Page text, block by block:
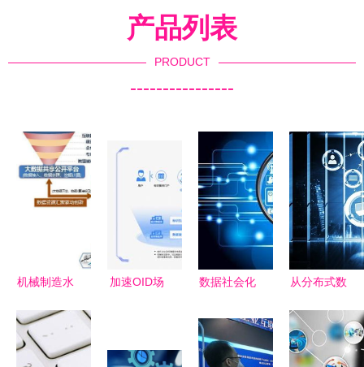
产品列表
PRODUCT
----------------
机械制造水
途径——大
数据与互联
加速OID场
数据服务新
数据社会化
第六个现代
化关乎你我
从分布式数
探析
YottaChain